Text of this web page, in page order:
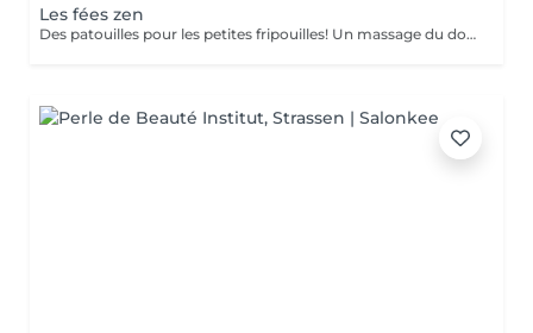
Les fées zen
Des patouilles pour les petites fripouilles! Un massage du dos , des bras, des mains . Une sensation de calme et d'apaisement , un temps pour soi pour déconnecter des tablettes et reconnecter avec son corps et son esprit.